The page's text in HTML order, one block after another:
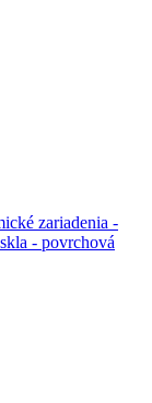
zariadenia -
- povrchová